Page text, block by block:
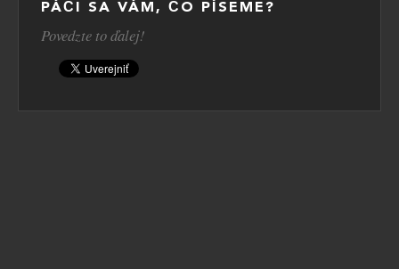
PÁČI SA VÁM, ČO PÍŠEME?
Povedzte to ďalej!